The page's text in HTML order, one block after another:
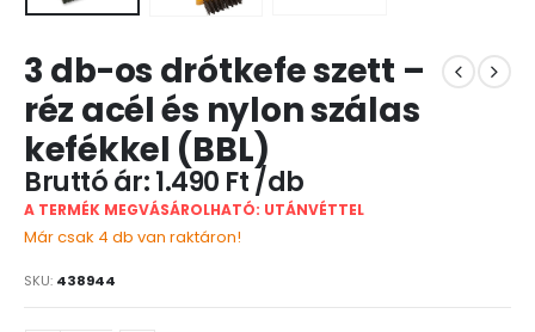
3 db-os drótkefe szett –
réz acél és nylon szálas
kefékkel (BBL)
1.490 Ft
A TERMÉK MEGVÁSÁROLHATÓ: UTÁNVÉTTEL
Már csak 4 db van raktáron!
SKU: 438944